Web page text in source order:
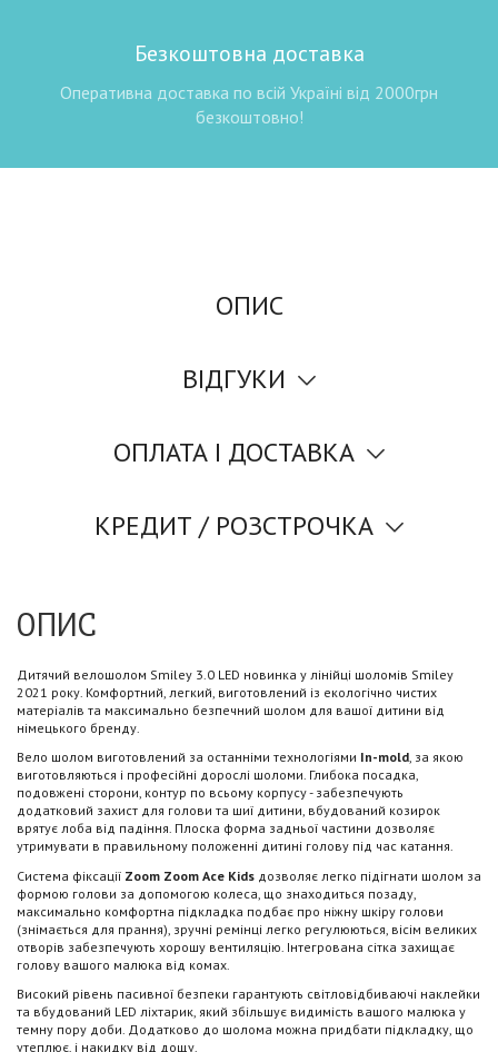
Безкоштовна доставка
Оперативна доставка по всій Україні від 2000грн
безкоштовно!
ОПИС
ВІДГУКИ
ОПЛАТА І ДОСТАВКА
КРЕДИТ / РОЗСТРОЧКА
ОПИС
Дитячий велошолом Smiley 3.0 LED новинка у лінійці шоломів Smiley
2021 року. Комфортний, легкий, виготовлений із екологічно чистих
матеріалів та максимально безпечний шолом для вашої дитини від
німецького бренду.
Вело шолом виготовлений за останніми технологіями In-mold, за якою
виготовляються і професійні дорослі шоломи. Глибока посадка,
подовжені сторони, контур по всьому корпусу - забезпечують
додатковий захист для голови та шиї дитини, вбудований козирок
врятує лоба від падіння. Плоска форма задньої частини дозволяє
утримувати в правильному положенні дитині голову під час катання.
Система фіксації Zoom Zoom Ace Kids дозволяє легко підігнати шолом за
формою голови за допомогою колеса, що знаходиться позаду,
максимально комфортна підкладка подбає про ніжну шкіру голови
(знімається для прання), зручні ремінці легко регулюються, вісім великих
отворів забезпечують хорошу вентиляцію. Інтегрована сітка захищає
голову вашого малюка від комах.
Високий рівень пасивної безпеки гарантують світловідбиваючі наклейки
та вбудований LED ліхтарик, який збільшує видимість вашого малюка у
темну пору доби. Додатково до шолома можна придбати підкладку, що
утеплює, і накидку від дощу.